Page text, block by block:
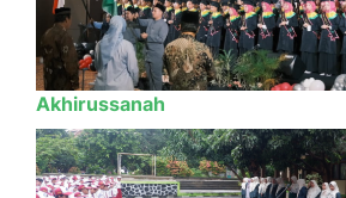
Akhirussanah